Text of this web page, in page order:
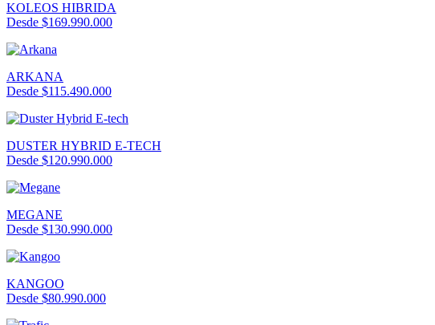
KOLEOS HIBRIDA
Desde $169.990.000
ARKANA
Desde $115.490.000
DUSTER HYBRID E-TECH
Desde $120.990.000
MEGANE
Desde $130.990.000
KANGOO
Desde $80.990.000